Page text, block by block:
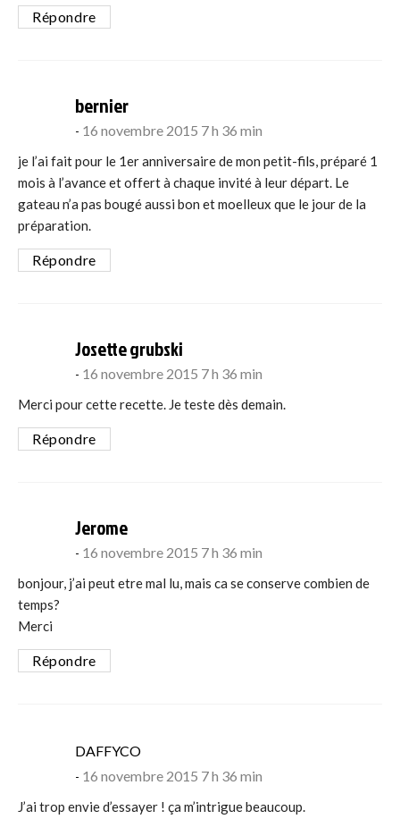
Répondre
berniersays:
16 novembre 2015 7 h 36 min
je l’ai fait pour le 1er anniversaire de mon petit-fils, préparé 1
mois à l’avance et offert à chaque invité à leur départ. Le
gateau n’a pas bougé aussi bon et moelleux que le jour de la
préparation.
Répondre
Josette grubski
16 novembre 2015 7 h 36 min
Merci pour cette recette. Je teste dès demain.
Répondre
Jeromesays:
16 novembre 2015 7 h 36 min
bonjour, j’ai peut etre mal lu, mais ca se conserve combien de
temps?
Merci
Répondre
DAFFYCOsays:
16 novembre 2015 7 h 36 min
J’ai trop envie d’essayer ! ça m’intrigue beaucoup.